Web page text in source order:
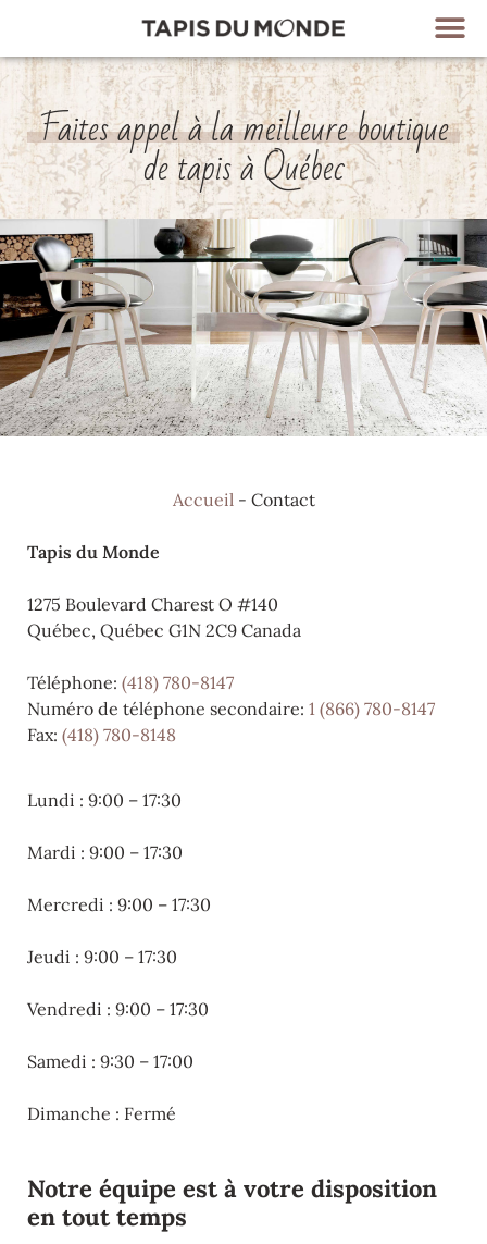
Faites appel à la meilleure boutique
de tapis à Québec
Accueil- Contact
Tapis du Monde
1275 Boulevard Charest O #140
Québec, Québec G1N 2C9 Canada
Téléphone: (418) 780-8147
Numéro de téléphone secondaire: 1 (866) 780-8147
Fax: (418) 780-8148
Lundi : 9:00 – 17:30
Mardi : 9:00 – 17:30
Mercredi : 9:00 – 17:30
Jeudi : 9:00 – 17:30
Vendredi : 9:00 – 17:30
Samedi : 9:30 – 17:00
Dimanche : Fermé
Notre équipe est à votre disposition
en tout temps